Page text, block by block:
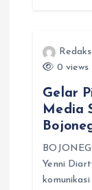
0 views
Gelar
Media
Yenni